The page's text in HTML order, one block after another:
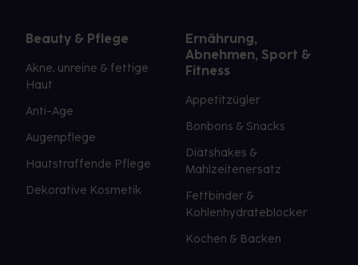
Beauty & Pflege
Akne, unreine & fettige
Haut
Anti-Age
Augenpflege
Hautstraffende Pflege
Dekorative Kosmetik
Ernährung,
Abnehmen, Sport &
Fitness
Appetitzügler
Bonbons & Snacks
Diätshakes &
Mahlzeitenersatz
Fettbinder &
Kohlenhydrateblocker
Kochen & Backen